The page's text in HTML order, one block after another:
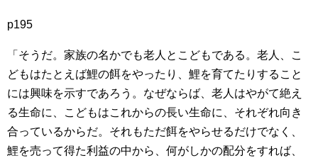
p195
「そうだ。家族の名かでも老人とこどもである。老人、こ
どもはたとえば鯉の餌をやったり、鯉を育てたりすること
には興味を示すであろう。なぜならば、老人はやがて絶え
る生命に、こどもはこれからの長い生命に、それぞれ向き
合っているからだ。それもただ餌をやらせるだけでなく、
鯉を売って得た利益の中から、何がしかの配分をすれば、